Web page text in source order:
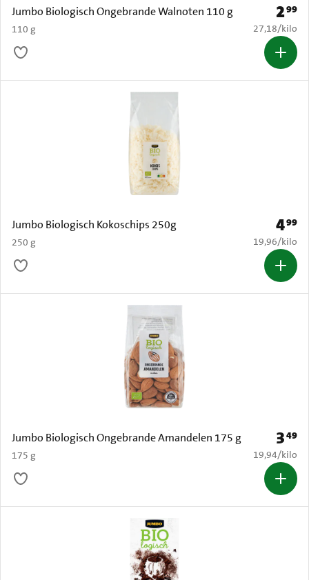
Jumbo Biologisch Ongebrande Walnoten 110 g
110 g
Prijs:
299
€ 27,18 per
27,18/kilo
Jumbo Biologisch Kokoschips 250g
250 g
Prijs:
499
€ 19,96 per
19,96/kilo
Jumbo Biologisch Ongebrande Amandelen 175 g
175 g
Prijs:
349
€ 19,94 per
19,94/kilo